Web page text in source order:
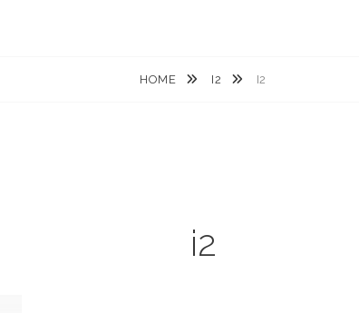
HOME I2 I2
i2